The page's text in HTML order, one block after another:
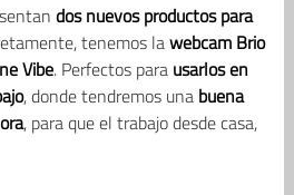
dos nuevos productos para
tenemos lawebcam Brio
Vibe. Perfectos para usarlos en
, donde tendremos una buena
, para que el trabajo desde casa,